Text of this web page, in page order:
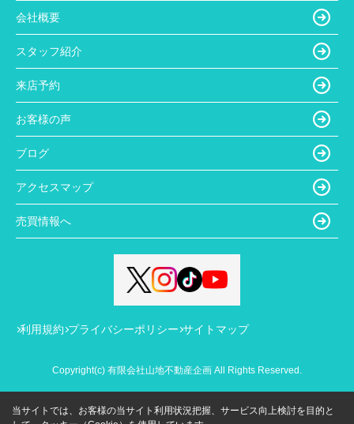
会社概要
スタッフ紹介
来店予約
お客様の声
ブログ
アクセスマップ
売買情報へ
利用規約 プライバシーポリシー サイトマップ
Copyright(c) 有限会社山地不動産企画 All Rights Reserved.
当サイトでは、お客様の当サイト利用状況把握、サービス向上検討を目的と